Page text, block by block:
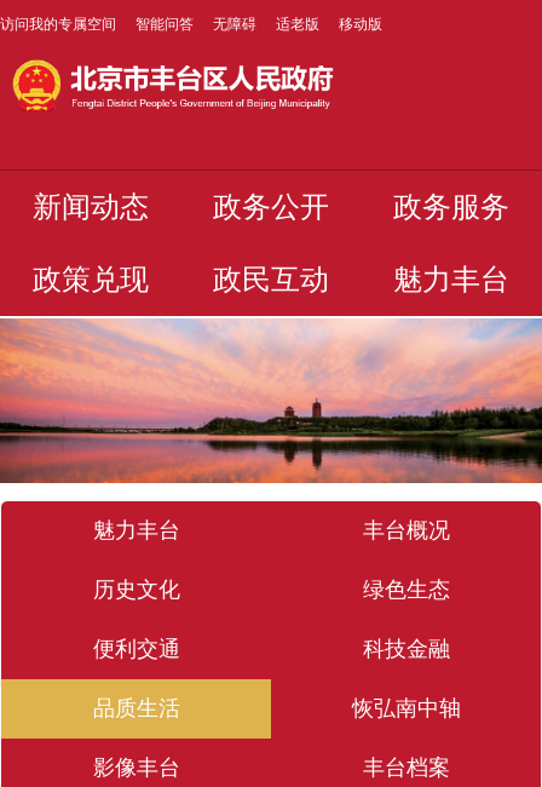
访问我的专属空间 智能问答 无障碍 适老版 移动版
新闻动态 政务公开 政务服务
政策兑现 政民互动 魅力丰台
魅力丰台 丰台概况
历史文化 绿色生态
便利交通 科技金融
品质生活 恢弘南中轴
影像丰台 丰台档案